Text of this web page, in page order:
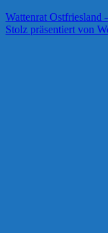
Wattenrat Ostfriesland
Stolz präsentiert von